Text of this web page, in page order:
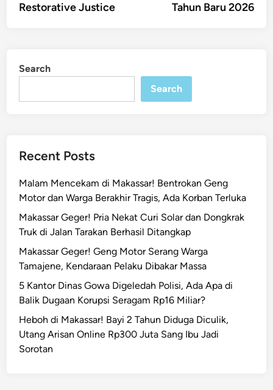
Restorative Justice
Tahun Baru 2026
Search
Search
Recent Posts
Malam Mencekam di Makassar! Bentrokan Geng
Motor dan Warga Berakhir Tragis, Ada Korban Terluka
Makassar Geger! Pria Nekat Curi Solar dan Dongkrak
Truk di Jalan Tarakan Berhasil Ditangkap
Makassar Geger! Geng Motor Serang Warga
Tamajene, Kendaraan Pelaku Dibakar Massa
5 Kantor Dinas Gowa Digeledah Polisi, Ada Apa di
Balik Dugaan Korupsi Seragam Rp16 Miliar?
Heboh di Makassar! Bayi 2 Tahun Diduga Diculik,
Utang Arisan Online Rp300 Juta Sang Ibu Jadi
Sorotan